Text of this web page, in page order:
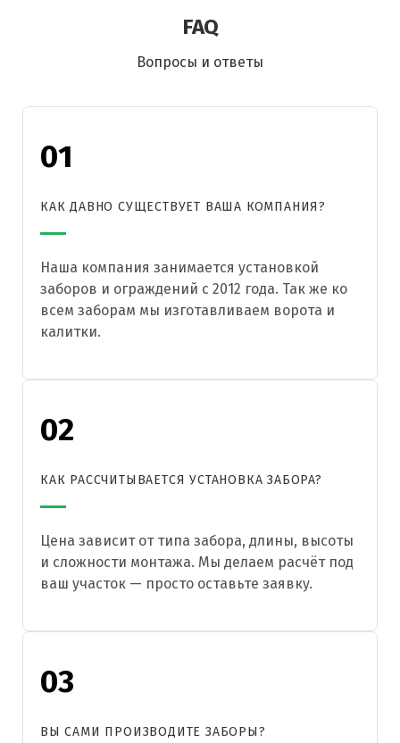
FAQ
Вопросы и ответы
01
КАК ДАВНО СУЩЕСТВУЕТ ВАША КОМПАНИЯ?
Наша компания занимается установкой
заборов и ограждений с 2012 года. Так же ко
всем заборам мы изготавливаем ворота и
калитки.
02
КАК РАССЧИТЫВАЕТСЯ УСТАНОВКА ЗАБОРА?
Цена зависит от типа забора, длины, высоты
и сложности монтажа. Мы делаем расчёт под
ваш участок — просто оставьте заявку.
03
ВЫ САМИ ПРОИЗВОДИТЕ ЗАБОРЫ?